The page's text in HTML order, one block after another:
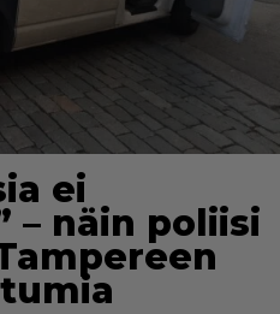
ei
– näin poliisi